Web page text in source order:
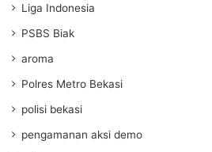
Liga Indonesia
PSBS Biak
aroma
Polres Metro Bekasi
polisi bekasi
pengamanan aksi demo